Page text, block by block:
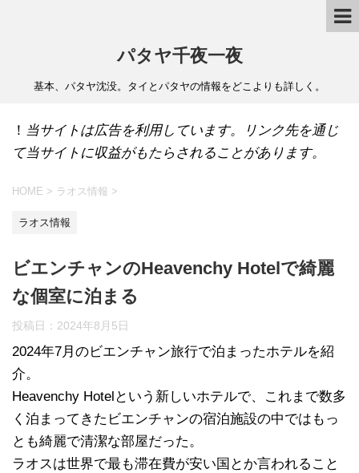
パタヤ千夜一夜
基本、パタヤ沈没。タイとパタヤの情報をどこよりも詳しく。
！ 当サイトは広告を利用しています。リンク先を通じ
て当サイトに収益がもたらされることがあります。
HOME > ラオス情報 >
ラオス情報
ビエンチャンのHeavenchy Hotelで綺麗
な個室に泊まる
投稿日： 2024年8月5日
2024年7月のビエンチャン旅行で泊まったホテルを紹
介。
Heavenchy Hotelという新しいホテルで、これまで数多
く泊まってきたビエンチャンの宿泊施設の中ではもっ
とも綺麗で清潔な部屋だった。
ラオスは世界で最も滞在費が安い国とか言われること